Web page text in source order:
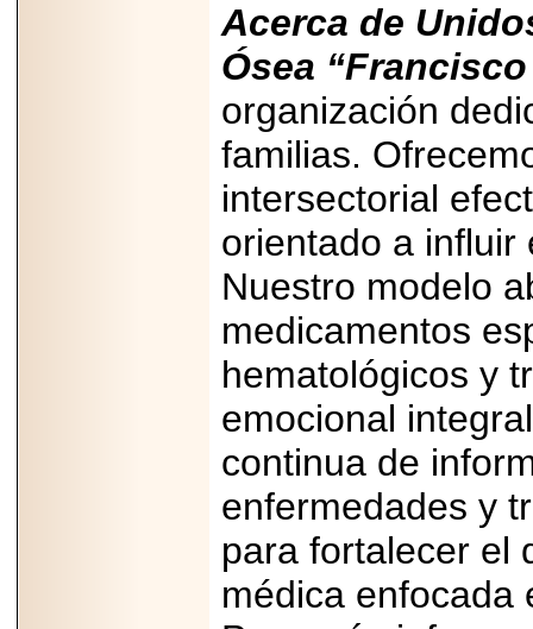
Acerca de
Ósea
organización
familias.
intersectorial
orientado a influir
Nuestro modelo
medicamentos
hematológicos y
emocional
continua de
enfermedades y
para fortalecer el
médica enfocada